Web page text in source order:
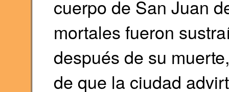
cuerpo de San Juan
mortales fueron
después de su
de que la ciudad